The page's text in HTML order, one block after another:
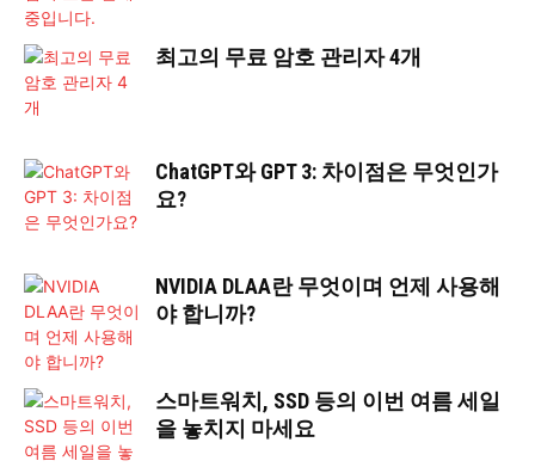
최고의 무료 암호 관리자 4개
ChatGPT와 GPT 3: 차이점은 무엇인가
요?
NVIDIA DLAA란 무엇이며 언제 사용해
야 합니까?
스마트워치, SSD 등의 이번 여름 세일
을 놓치지 마세요